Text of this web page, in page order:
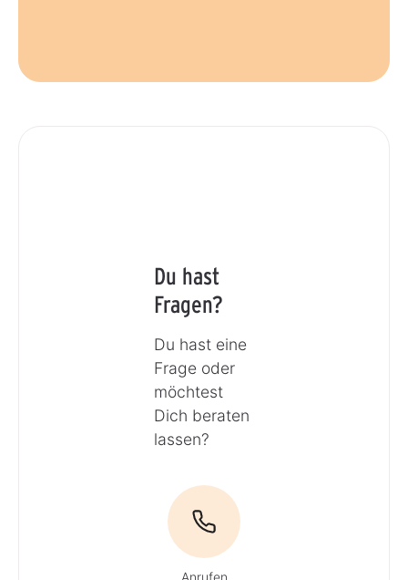
Du hast
Fragen?
Du hast eine
Frage oder
möchtest
Dich beraten
lassen?